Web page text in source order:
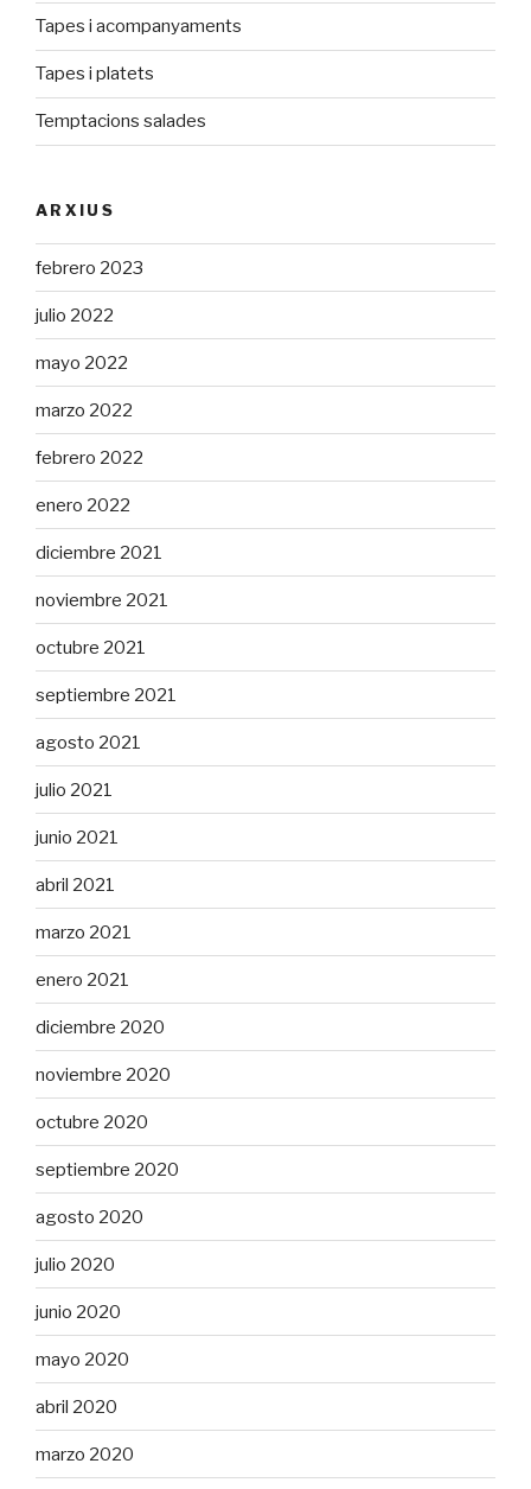
Tapes i acompanyaments
Tapes i platets
Temptacions salades
ARXIUS
febrero 2023
julio 2022
mayo 2022
marzo 2022
febrero 2022
enero 2022
diciembre 2021
noviembre 2021
octubre 2021
septiembre 2021
agosto 2021
julio 2021
junio 2021
abril 2021
marzo 2021
enero 2021
diciembre 2020
noviembre 2020
octubre 2020
septiembre 2020
agosto 2020
julio 2020
junio 2020
mayo 2020
abril 2020
marzo 2020